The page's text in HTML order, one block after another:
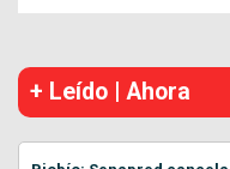
+ Leído | Ahora